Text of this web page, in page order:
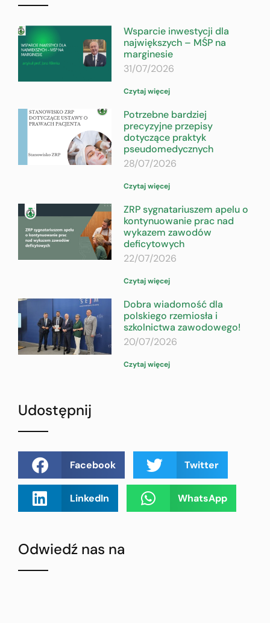
Wsparcie inwestycji dla
największych – MŚP na
marginesie
31/07/2026
Czytaj więcej
Potrzebne bardziej
precyzyjne przepisy
dotyczące praktyk
pseudomedycznych
28/07/2026
Czytaj więcej
ZRP sygnatariuszem apelu o
kontynuowanie prac nad
wykazem zawodów
deficytowych
22/07/2026
Czytaj więcej
Dobra wiadomość dla
polskiego rzemiosła i
szkolnictwa zawodowego!
20/07/2026
Czytaj więcej
Udostępnij
Facebook Twitter
LinkedIn WhatsApp
Odwiedź nas na